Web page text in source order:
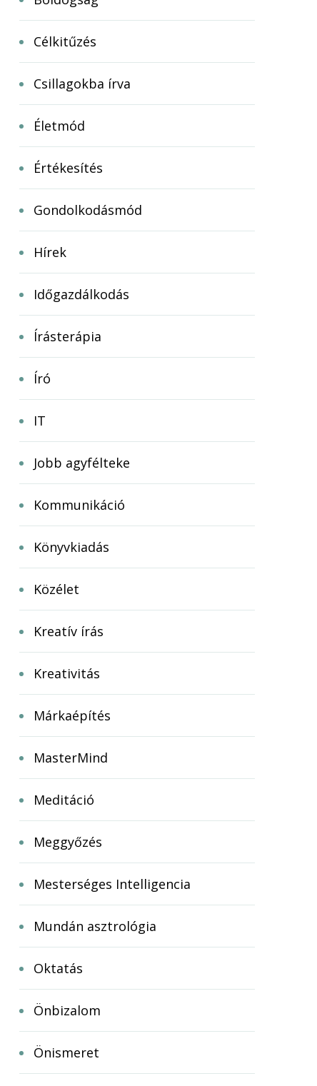
Célkitűzés
Csillagokba írva
Életmód
Értékesítés
Gondolkodásmód
Hírek
Időgazdálkodás
Írásterápia
Író
IT
Jobb agyfélteke
Kommunikáció
Könyvkiadás
Közélet
Kreatív írás
Kreativitás
Márkaépítés
MasterMind
Meditáció
Meggyőzés
Mesterséges Intelligencia
Mundán asztrológia
Oktatás
Önbizalom
Önismeret